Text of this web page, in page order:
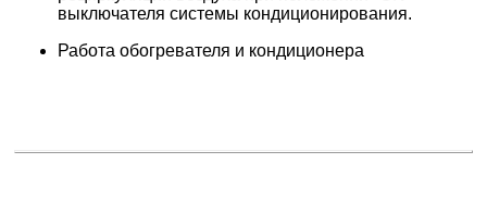
выключателя системы кондиционирования.
Работа обогревателя и кондиционера